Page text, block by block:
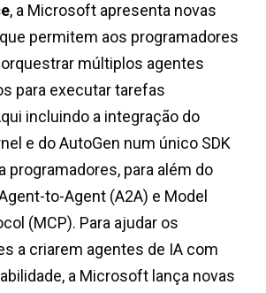
, a Microsoft apresenta novas
permitem aos programadores
múltiplos agentes
para executar tarefas
incluindo a integração do
e do AutoGen num único SDK
programadores, para além do
to-Agent (A2A) e Model
(MCP). Para ajudar os
a criarem agentes de IA com
a Microsoft lança novas